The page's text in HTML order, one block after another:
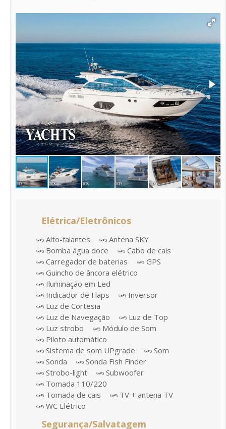
Elétrica/Eletrônicos
Alto-falantes
Antena SKY
Bomba água doce
Cabo de cais
Carregador de baterias
GPS
Guincho de âncora elétrico
Iluminação em Led
Indicador de Flaps
Inversor
Luz de Cortesia
Luz de Navegação
Luz de Top
Luz strobo
Módulo de Som
Piloto automático
Sistema de som UPgrade
Som
Sonda
Sonda Fish Finder
Strobo-light
Subwoofer
Tomada 110/220
Tomada de cais
TV + antena TV
WC Elétrico
Segurança/Salvatagem